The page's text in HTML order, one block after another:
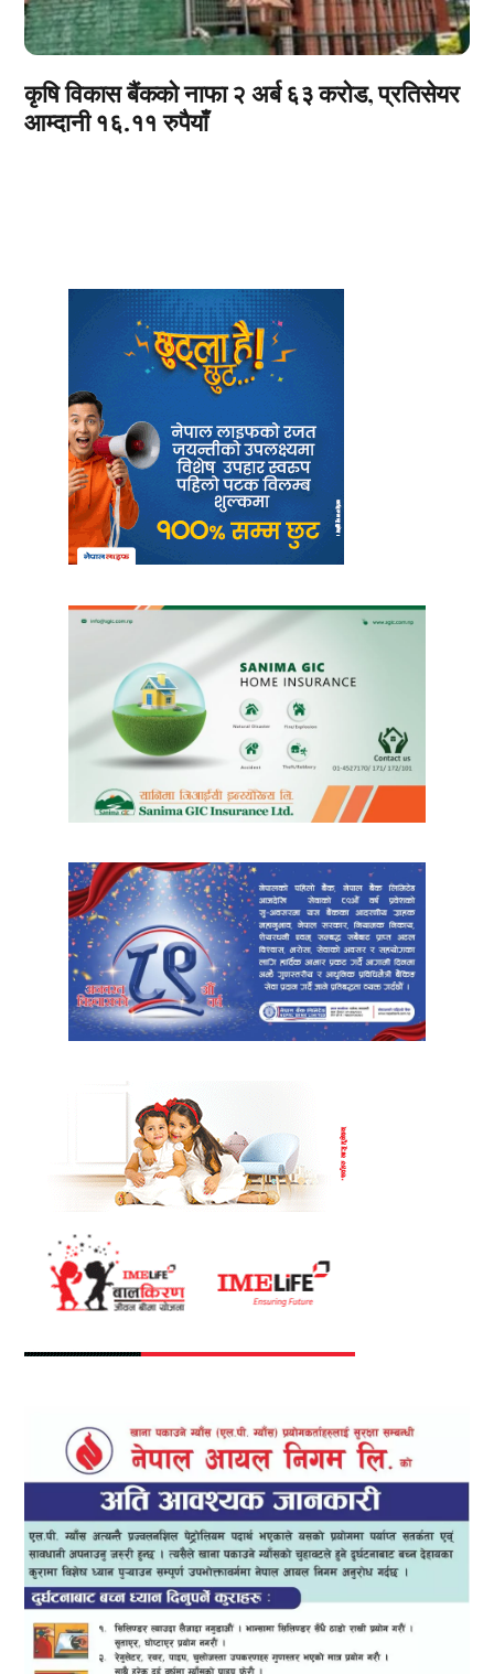
कृषि विकास बैंकको नाफा २ अर्ब ६३ करोड, प्रतिसेयर
आम्दानी १६.११ रुपैयाँ